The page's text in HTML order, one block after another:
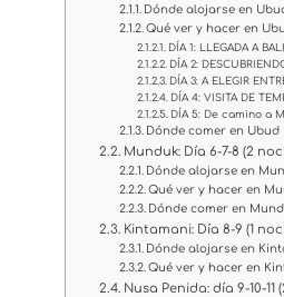
Dónde alojarse en
Qué ver y hacer en
DÍA 1: LLEGADA A
DÍA 2:
DÍA 3: A ELEGIR
DÍA 4: VISITA DE
DÍA 5: De camino a
Dónde comer en Ubud
Munduk: Día 6-7-8 (2
Dónde alojarse en
Qué ver y hacer en
Dónde comer en
Kintamani: Día 8-9 (1
Dónde alojarse en
Qué ver y hacer en
Nusa Penida: día 9-10-11